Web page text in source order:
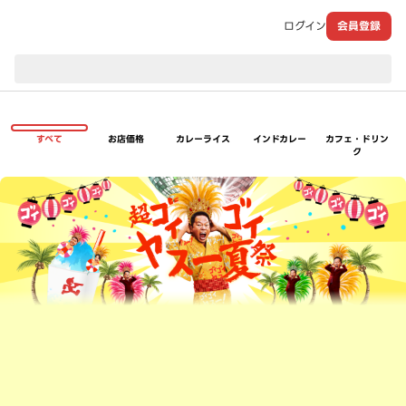
ログイン 会員登録
すべて お店価格 カレーライス インドカレー
カフェ・ドリン
ク
超ゴイゴイヤスー夏祭